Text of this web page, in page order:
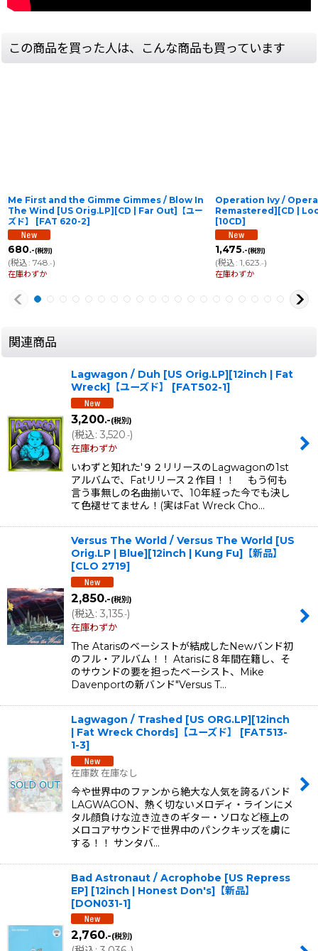
この商品を買った人は、こんな商品も買っています
Me First and the Gimme Gimmes / Blow In
The Wind [US Orig.LP][CD | Far Out]【ユー
ズド】
[FAT 620-2]
680.-(税別)
(税込: 748.-)
在庫わずか
Operation Ivy /
Remastered][CD |
[10CD]
1,475.-(税別)
(税込: 1,623.-)
在庫わずか
関連商品
Lagwagon / Duh [US Orig.LP][12inch | Fat
Wreck]【ユーズド】
[FAT502-1]
3,200.-(税別)
(税込: 3,520.-)
在庫わずか
いわずと知れた'９２リリースのLagwagonの1st
アルバムで、Fatリリース２作目！！ もう何も
言う事無しの名曲揃いで、10年経った今でも決し
て色褪せてません！(実はFat Wreck Cho…
Versus The World / Versus The World [US
Orig.LP | Blue][12inch | Kung Fu]【新品】
[CLO 2719]
2,850.-(税別)
(税込: 3,135.-)
在庫わずか
The Atarisのベーシストが結成したNewバンド初
のフル・アルバム！！ Atarisに８年間在籍し、そ
のサウンドの要を担ったベーシスト、Mike
Davenportの新バンド"Versus T…
Lagwagon / Trashed [US ORG.LP][12inch
| Fat Wreck Chords]【ユーズド】
[FAT513-
1-3]
在庫数 在庫なし
今や世界中のファンから絶大な人気を誇るバンド
LAGWAGON、熱く切ないメロディ・ラインにメ
タル顔負けな泣き泣きのギター・ソロなど極上の
メロコアサウンドで世界中のパンクキッズを虜に
する！！ サンタバ…
Bad Astronaut / Acrophobe [US Repress
EP] [12inch | Honest Don's]【新品】
[DON031-1]
2,760.-(税別)